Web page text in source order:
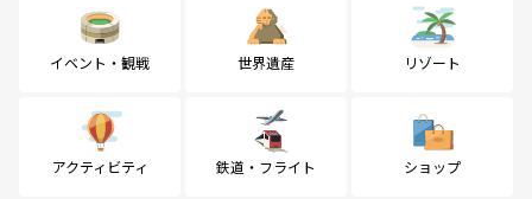
イベント・観戦 世界遺産 リゾート
アクティビティ 鉄道・フライト ショップ